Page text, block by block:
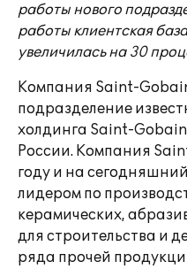
работы нового
работы клиентская
увеличилась на 30
Компания Saint-
подразделение
холдинга Saint-
России. Компания
году и на
лидером по
керамических,
для строительства и
ряда прочей